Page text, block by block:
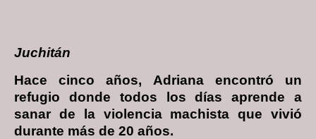
Juchitán
Hace cinco años, Adriana encontró un
refugio donde todos los días aprende a
sanar de la violencia machista que vivió
durante más de 20 años.